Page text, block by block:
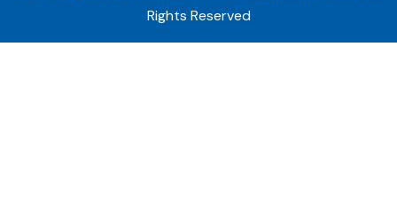
Rights Reserved